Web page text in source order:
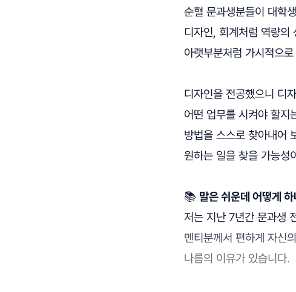
순혈 문과생분들이 대학
디자인, 회계처럼 역량
아랫부분처럼 가시적으
디자인을 전공했으니 디
어떤 업무를 시켜야 할지
방법을 스스로 찾아내어
원하는 일을 찾을 가능성
📚 말은 쉬운데 어떻게
저는 지난 7년간 문과생
멘티분께서 편하게 자신
나름의 이유가 있습니다.